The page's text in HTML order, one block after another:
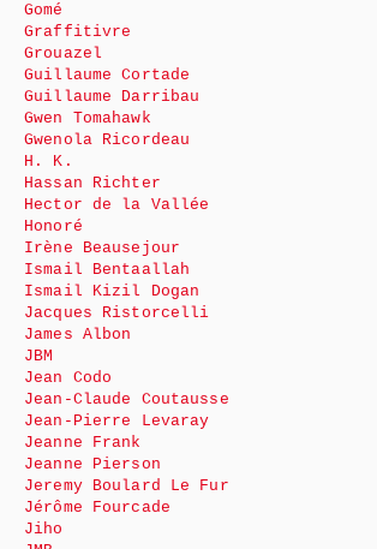
Gomé
Graffitivre
Grouazel
Guillaume Cortade
Guillaume Darribau
Gwen Tomahawk
Gwenola Ricordeau
H. K.
Hassan Richter
Hector de la Vallée
Honoré
Irène Beausejour
Ismail Bentaallah
Ismail Kizil Dogan
Jacques Ristorcelli
James Albon
JBM
Jean Codo
Jean-Claude Coutausse
Jean-Pierre Levaray
Jeanne Frank
Jeanne Pierson
Jeremy Boulard Le Fur
Jérôme Fourcade
Jiho